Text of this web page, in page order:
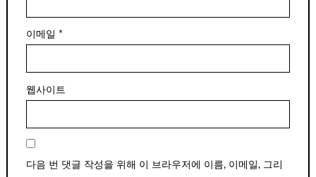
이메일 *
웹사이트
다음 번 댓글 작성을 위해 이 브라우저에 이름, 이메일, 그리